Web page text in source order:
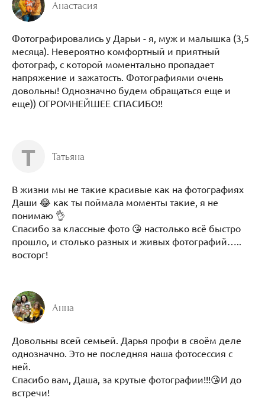
Анастасия
Фотографировались у Дарьи - я, муж и малышка (3,5
месяца). Невероятно комфортный и приятный
фотограф, с которой моментально пропадает
напряжение и зажатость. Фотографиями очень
довольны! Однозначно будем обращаться еще и
еще)) ОГРОМНЕЙШЕЕ СПАСИБО!!
Т Татьяна
В жизни мы не такие красивые как на фотографиях
Даши 😂 как ты поймала моменты такие, я не
понимаю 👌
Спасибо за классные фото 😘 настолько всё быстро
прошло, и столько разных и живых фотографий…..
восторг!
Анна
Довольны всей семьей. Дарья профи в своём деле
однозначно. Это не последняя наша фотосессия с
ней.
Спасибо вам, Даша, за крутые фотографии!!!😘И до
встречи!